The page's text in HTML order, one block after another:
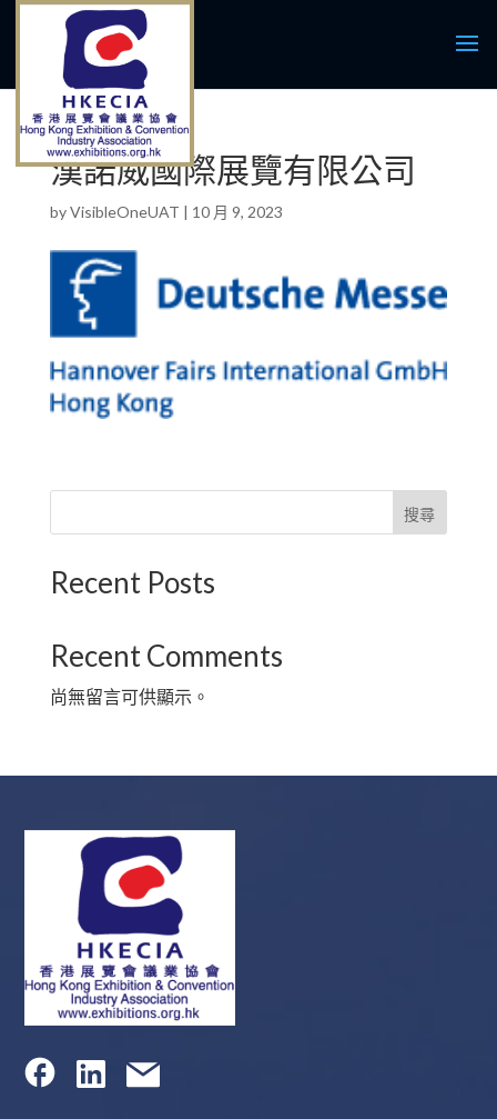
漢諾威國際展覽有限公司
byVisibleOneUAT | 10 月 9, 2023
搜尋
Recent Posts
Recent Comments
尚無留言可供顯示。